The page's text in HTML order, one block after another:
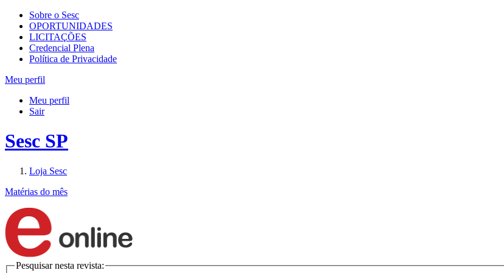
Sobre o Sesc
OPORTUNIDADES
LICITAÇÕES
Credencial Plena
Política de Privacidade
Meu perfil
Meu perfil
Sair
Sesc SP
Loja Sesc
Matérias do mês
Pesquisar nesta revista: